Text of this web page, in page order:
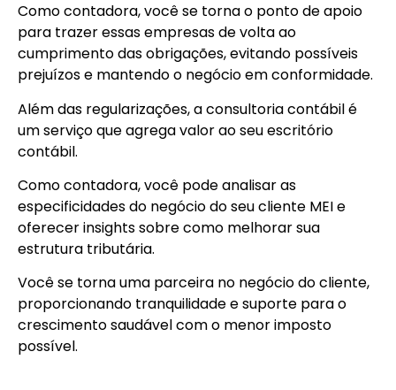
Como contadora, você se torna o ponto de apoio
para trazer essas empresas de volta ao
cumprimento das obrigações, evitando possíveis
prejuízos e mantendo o negócio em conformidade.
Além das regularizações, a consultoria contábil é
um serviço que agrega valor ao seu escritório
contábil.
Como contadora, você pode analisar as
especificidades do negócio do seu cliente MEI e
oferecer insights sobre como melhorar sua
estrutura tributária.
Você se torna uma parceira no negócio do cliente,
proporcionando tranquilidade e suporte para o
crescimento saudável com o menor imposto
possível.